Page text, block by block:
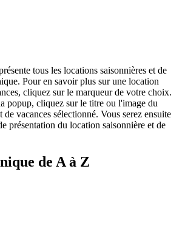
tous les locations saisonnières et de
Pour en savoir plus sur une location
cliquez sur le marqueur de votre choix.
popup, cliquez sur le titre ou l'image du
de vacances sélectionné. Vous serez ensuite
présentation du location saisonnière et de
de A à Z